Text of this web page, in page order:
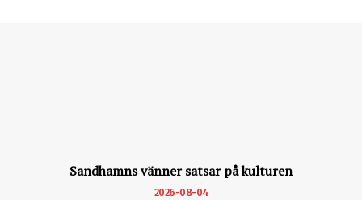
Sandhamns vänner satsar på kulturen
2026-08-04